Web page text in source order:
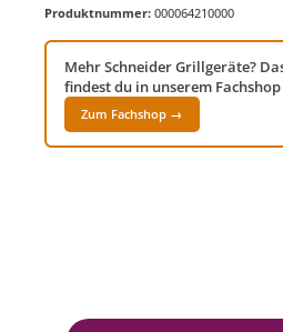
Produktnummer: 000064210000
Mehr Schneider Grillgeräte?
findest du in unserem
Zum Fachshop →